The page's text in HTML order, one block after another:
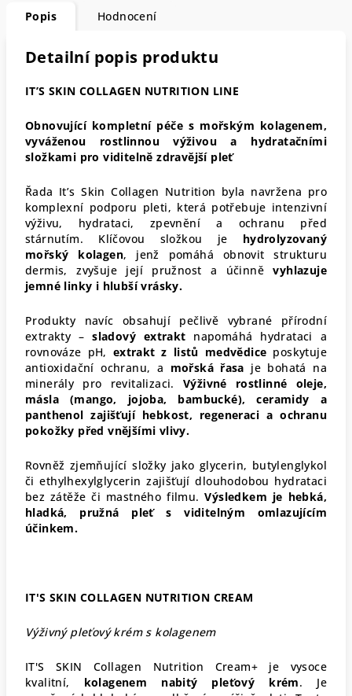
Popis Hodnocení
Detailní popis produktu
IT’S SKIN COLLAGEN NUTRITION LINE
Obnovující kompletní péče s mořským kolagenem,
vyváženou rostlinnou výživou a hydratačními
složkami pro viditelně zdravější pleť
Řada It’s Skin Collagen Nutrition byla navržena pro
komplexní podporu pleti, která potřebuje intenzivní
výživu, hydrataci, zpevnění a ochranu před
stárnutím. Klíčovou složkou je hydrolyzovaný
mořský kolagen, jenž pomáhá obnovit strukturu
dermis, zvyšuje její pružnost a účinněvyhlazuje
jemné linky i hlubší vrásky.
Produkty navíc obsahují pečlivě vybrané přírodní
extrakty –sladový extrakt napomáhá hydrataci a
rovnováze pH, extrakt z listů medvědice poskytuje
antioxidační ochranu, a mořská řasa je bohatá na
minerály pro revitalizaci. Výživné rostlinné oleje,
másla (mango, jojoba, bambucké), ceramidy a
panthenol zajišťují hebkost, regeneraci a ochranu
pokožky před vnějšími vlivy.
Rovněž zjemňující složky jako glycerin, butylenglykol
či ethylhexylglycerin zajišťují dlouhodobou hydrataci
bez zátěže či mastného filmu.Výsledkem je hebká,
hladká, pružná pleť s viditelným omlazujícím
účinkem.
IT'S SKIN COLLAGEN NUTRITION CREAM
Výživný pleťový krém s kolagenem
IT'S SKIN Collagen Nutrition Cream+ je vysoce
kvalitní, kolagenem nabitý pleťový krém. Je